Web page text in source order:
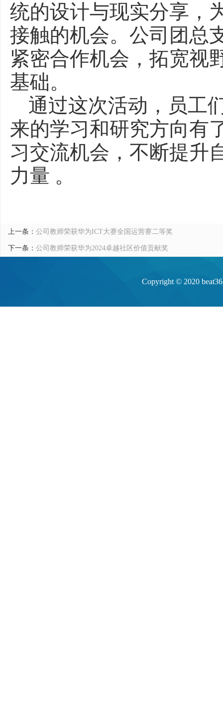
统的设计与现实分享，
接触的机会。公司团总
紧密合作机会，拓宽视
基础。
通过这次活动，员工
来的学习和研究方向有
习交流机会，不断提升
力量 。
上一条： 公司教师荣获华为ICT大赛全国运营赛二等奖
下一条： 公司教师荣获华为2024卓越社区价值贡献奖
Copyright © 2020